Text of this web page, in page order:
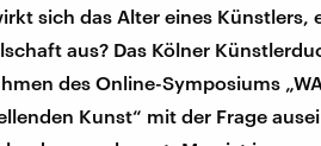
sich das Alter eines
aus? Das Kölner
des Online-Symposiums
Kunst“ mit der Frage